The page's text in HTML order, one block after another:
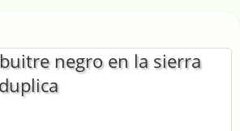
negro en la sierra